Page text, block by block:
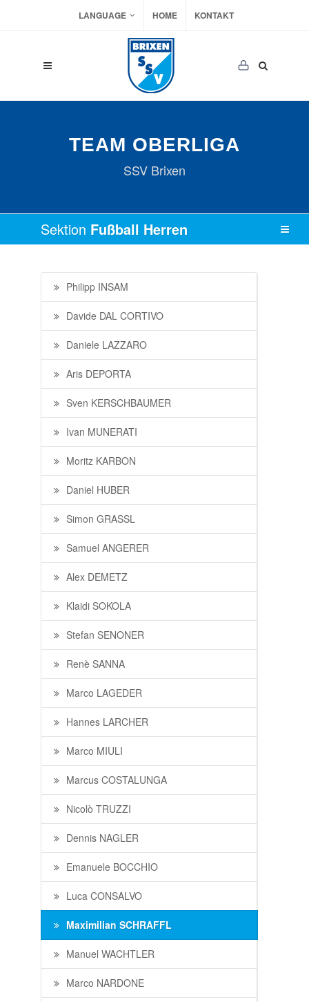
LANGUAGE HOME KONTAKT
TEAM OBERLIGA
SSV Brixen
Sektion Fußball Herren
Philipp INSAM
Davide DAL CORTIVO
Daniele LAZZARO
Aris DEPORTA
Sven KERSCHBAUMER
Ivan MUNERATI
Moritz KARBON
Daniel HUBER
Simon GRASSL
Samuel ANGERER
Alex DEMETZ
Klaidi SOKOLA
Stefan SENONER
Renè SANNA
Marco LAGEDER
Hannes LARCHER
Marco MIULI
Marcus COSTALUNGA
Nicolò TRUZZI
Dennis NAGLER
Emanuele BOCCHIO
Luca CONSALVO
Maximilian SCHRAFFL
Manuel WACHTLER
Marco NARDONE